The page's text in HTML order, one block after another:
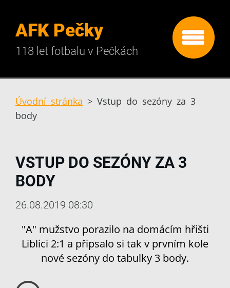
AFK Pečky
118 let fotbalu v Pečkách
Úvodní stránka > Vstup do sezóny za 3
body
VSTUP DO SEZÓNY ZA 3
BODY
26.08.2019 08:30
"A" mužstvo porazilo na domácím hřišti
Liblici 2:1 a připsalo si tak v prvním kole
nové sezóny do tabulky 3 body.